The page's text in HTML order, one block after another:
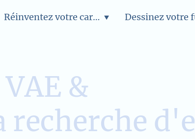
Réinventez votre carrière Dessinez votre
VAE &
recherche